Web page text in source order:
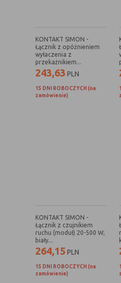
Cookie
własne
(first party
cookie)
cookie
właściciela
odwiedzona
zewnętrzne
podmioty,
zasady polityki cookies niż
administratora witryny.
D. Ze względu na cel jakiemu
Rodzaj
KONTAKT SIMON -
Łącznik z opóźnieniem
wyłaczenia z
przekaźnikiem...
243,63 PLN
15 DNI ROBOCZYCH (na
zamówienie)
KONTAKT SIMON -
Łącznik z czujnikiem
ruchu (moduł) 20-500 W;
biały...
264,15 PLN
15 DNI ROBOCZYCH (na
zamówienie)